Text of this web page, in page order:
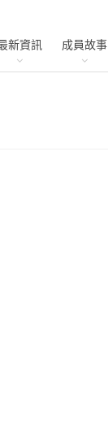
新資訊 成員故事